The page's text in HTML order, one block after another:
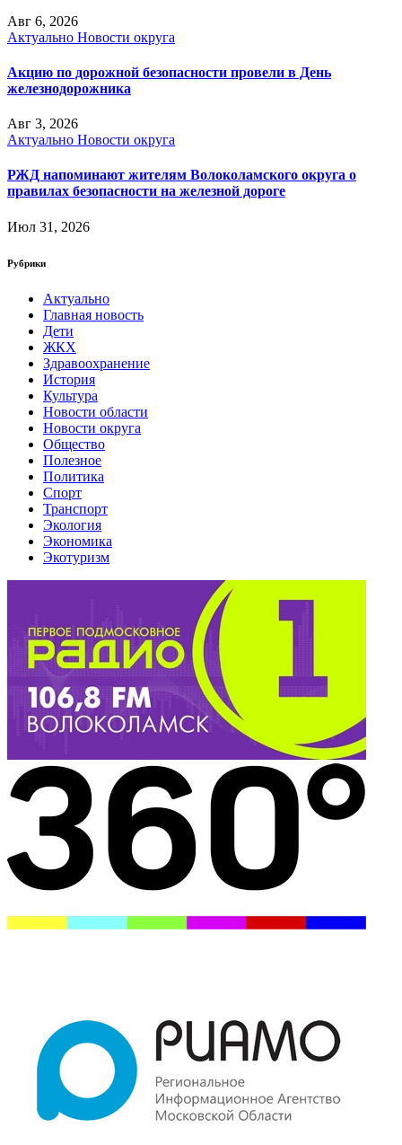
Авг 6, 2026
Актуально Новости округа
Акцию по дорожной безопасности провели в День
железнодорожника
Авг 3, 2026
Актуально Новости округа
РЖД напоминают жителям Волоколамского округа о
правилах безопасности на железной дороге
Июл 31, 2026
Рубрики
Актуально
Главная новость
Дети
ЖКХ
Здравоохранение
История
Культура
Новости области
Новости округа
Общество
Полезное
Политика
Спорт
Транспорт
Экология
Экономика
Экотуризм